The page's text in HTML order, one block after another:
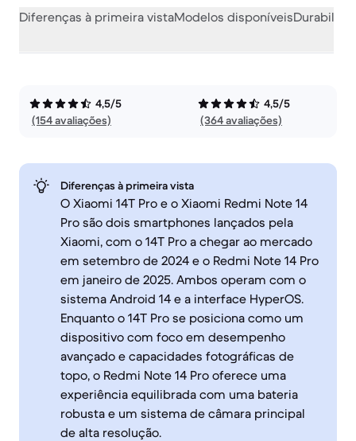
Diferenças à primeira vistaModelos disponíveis
4,5/5
(154 avaliações)
4,5/5
(364 avaliações)
Diferenças à primeira vista
O Xiaomi 14T Pro e o Xiaomi Redmi Note 14
Pro são dois smartphones lançados pela
Xiaomi, com o 14T Pro a chegar ao mercado
em setembro de 2024 e o Redmi Note 14 Pro
em janeiro de 2025. Ambos operam com o
sistema Android 14 e a interface HyperOS.
Enquanto o 14T Pro se posiciona como um
dispositivo com foco em desempenho
avançado e capacidades fotográficas de
topo, o Redmi Note 14 Pro oferece uma
experiência equilibrada com uma bateria
robusta e um sistema de câmara principal
de alta resolução.